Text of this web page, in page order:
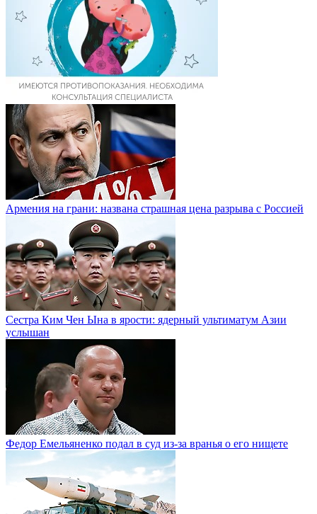
Армения на грани: названа страшная цена разрыва с Россией
Сестра Ким Чен Ына в ярости: ядерный ультиматум Азии
услышан
Федор Емельяненко подал в суд из-за вранья о его нищете